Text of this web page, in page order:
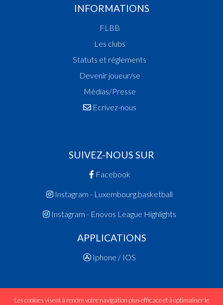
INFORMATIONS
FLBB
Les clubs
Statuts et réglements
Devenir joueur/se
Médias/Presse
Ecrivez-nous
SUIVEZ-NOUS SUR
Facebook
Instagram - Luxembourg.basketball
Instagram - Enovos League Highlights
APPLICATIONS
Iphone / IOS
Les cookies visent à rendre votre navigation plus efficace et à optimaliser le